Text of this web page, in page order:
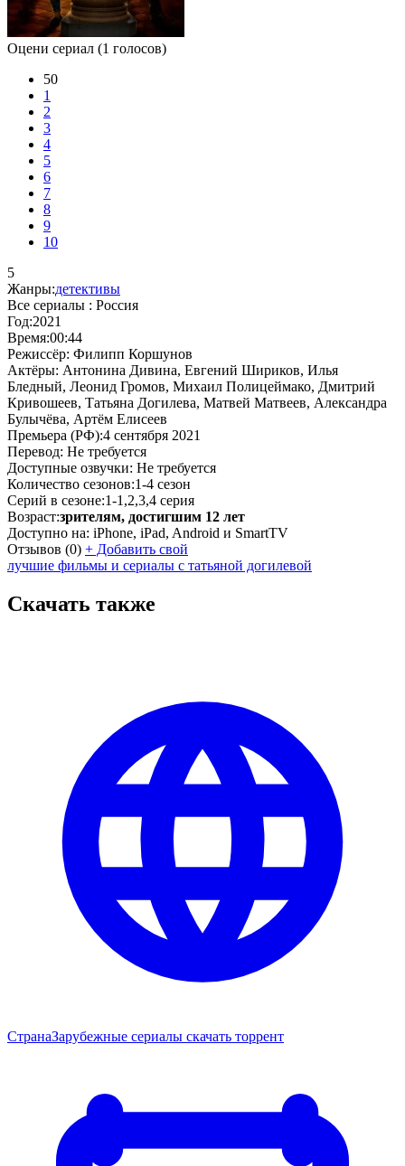
Оцени сериал (1 голосов)
50
1
2
3
4
5
6
7
8
9
10
5
Жанры:детективы
Все сериалы : Россия
Год:2021
Время:00:44
Режиссёр: Филипп Коршунов
Актёры: Антонина Дивина, Евгений Шириков, Илья
Бледный, Леонид Громов, Михаил Полицеймако, Дмитрий
Кривошеев, Татьяна Догилева, Матвей Матвеев, Александра
Булычёва, Артём Елисеев
Премьера (РФ):4 сентября 2021
Перевод: Не требуется
Доступные озвучки: Не требуется
Количество сезонов:1-4 сезон
Серий в сезоне:1-1,2,3,4 серия
Возраст:зрителям, достигшим 12 лет
Доступно на: iPhone, iPad, Android и SmartTV
Отзывов (0) + Добавить свой
лучшие фильмы и сериалы с татьяной догилевой
Скачать также
СтранаЗарубежные сериалы скачать торрент